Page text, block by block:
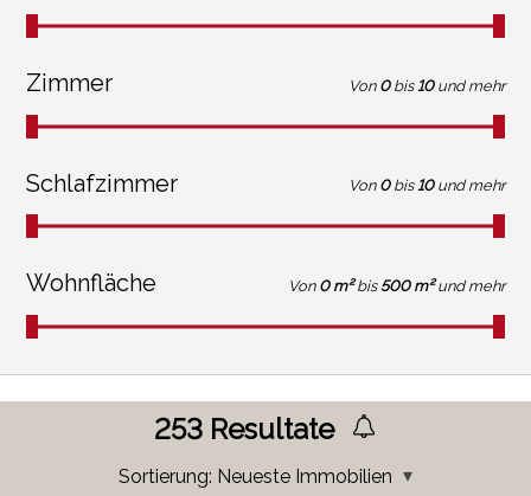
Zimmer Von 0 bis 10 und mehr
Schlafzimmer Von 0 bis 10 und mehr
Wohnfläche Von 0 m² bis 500 m² und mehr
253 Resultate
Sortierung: Neueste Immobilien